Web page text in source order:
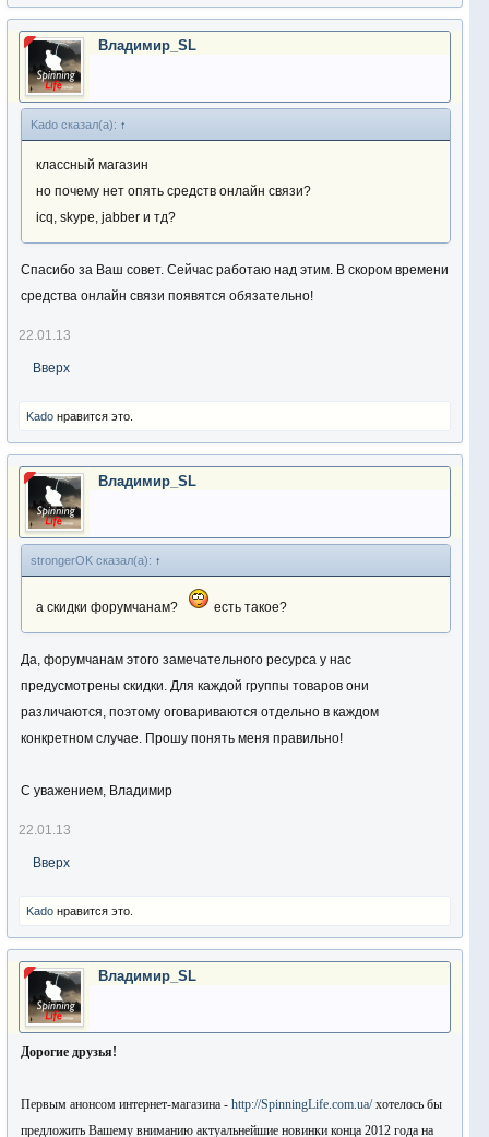
Владимир_SL
Kado сказал(а): ↑
классный магазин
но почему нет опять средств онлайн связи?
icq, skype, jabber и тд?
Спасибо за Ваш совет. Сейчас работаю над этим. В скором времени
средства онлайн связи появятся обязательно!
22.01.13
Вверх
Kado нравится это.
Владимир_SL
strongerOK сказал(а): ↑
а скидки форумчанам? есть такое?
Да, форумчанам этого замечательного ресурса у нас
предусмотрены скидки. Для каждой группы товаров они
различаются, поэтому оговариваются отдельно в каждом
конкретном случае. Прошу понять меня правильно!
С уважением, Владимир
22.01.13
Вверх
Kado нравится это.
Владимир_SL
Дорогие друзья!
Первым анонсом интернет-магазина - http://SpinningLife.com.ua/хотелось бы
предложить Вашему вниманию актуальнейшие новинки конца 2012 года на